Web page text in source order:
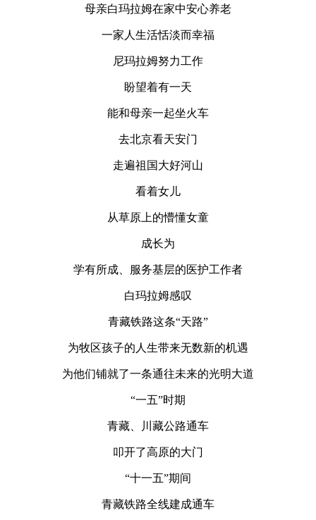
母亲白玛拉姆在家中安心养老
一家人生活恬淡而幸福
尼玛拉姆努力工作
盼望着有一天
能和母亲一起坐火车
去北京看天安门
走遍祖国大好河山
看着女儿
从草原上的懵懂女童
成长为
学有所成、服务基层的医护工作者
白玛拉姆感叹
青藏铁路这条“天路”
为牧区孩子的人生带来无数新的机遇
为他们铺就了一条通往未来的光明大道
“一五”时期
青藏、川藏公路通车
叩开了高原的大门
“十一五”期间
青藏铁路全线建成通车